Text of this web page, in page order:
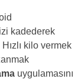
kadederek
kilo vermek
uygulamasını